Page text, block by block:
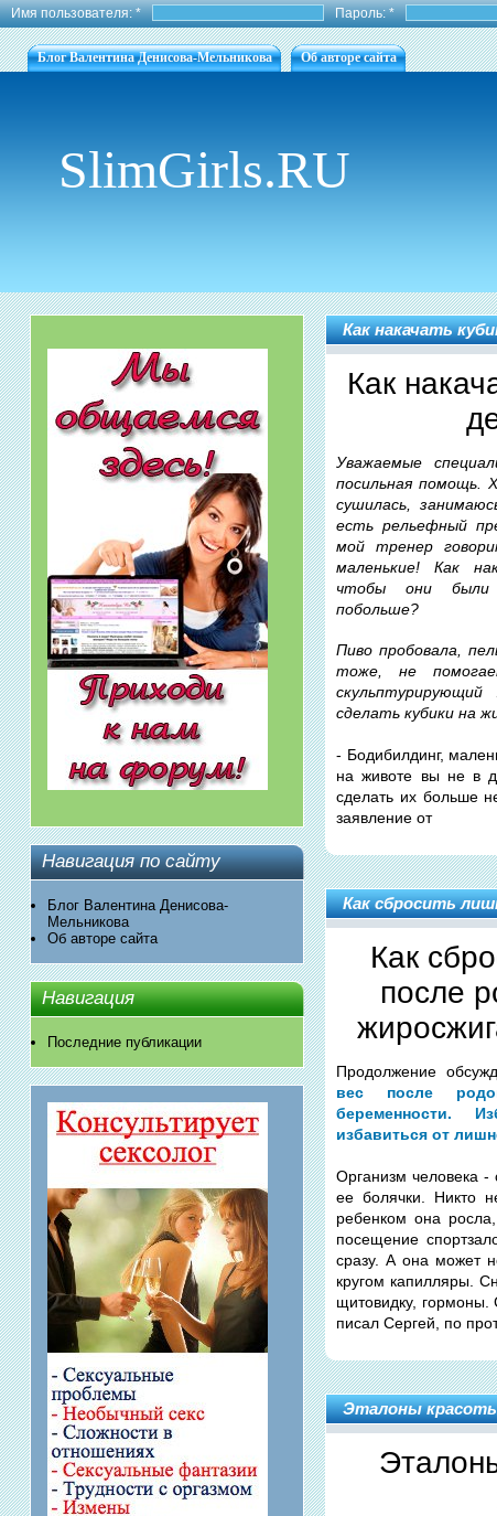
Имя пользователя:* Пароль:*
Блог Валентина Денисова-Мельникова Об авторе сайта
SlimGirls.RU
Навигация по сайту
Блог Валентина Денисова-
Мельникова
Об авторе сайта
Навигация
Последние публикации
Как накачать
Как
Уважаемые
посильная помощь.
сушилась,
есть рельефный
мой тренер
маленькие! Как
чтобы они были
побольше?
Пиво пробовала,
тоже, не
сделать кубики на
- Бодибилдинг,
на животе вы не в
сделать их больше
заявление от
Как сбросить
Как
после
Продолжение
вес после
беременности.
избавиться от
Организм человека -
ее болячки. Никто
ребенком она
посещение
сразу. А она может
кругом капилляры.
щитовидку, гормоны.
писал Сергей, по
Эталоны